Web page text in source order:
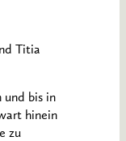
Titia
und bis in
hinein
zu